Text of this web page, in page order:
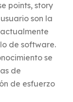
points, story
son la
de software.
se
de
de esfuerzo